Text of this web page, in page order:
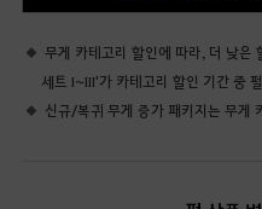
무게 카테고리 할인에 따라, 더 낮은
세트 I~III'가 카테고리 할인 기간 중
신규/복귀 무게 증가 패키지는 무게